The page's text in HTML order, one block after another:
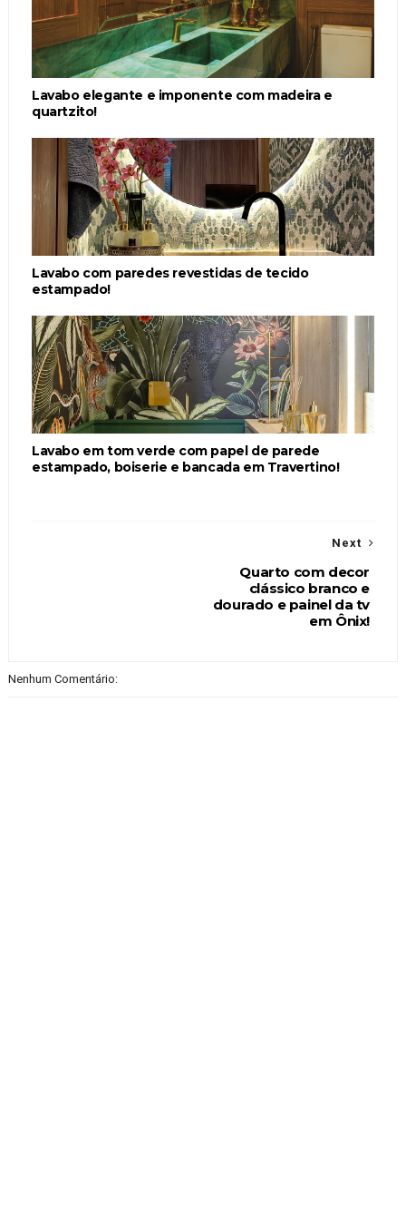
Lavabo elegante e imponente com madeira e
quartzito!
Lavabo com paredes revestidas de tecido
estampado!
Lavabo em tom verde com papel de parede
estampado, boiserie e bancada em Travertino!
Next
Quarto com decor
clássico branco e
dourado e painel da tv
em Ônix!
Nenhum Comentário: